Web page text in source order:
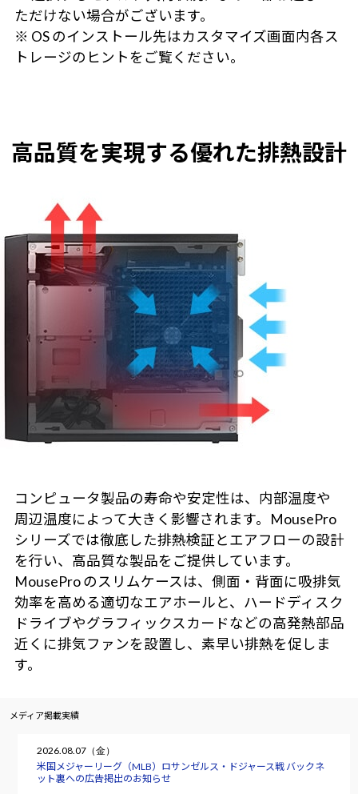
ただけない場合がございます。
※ OS のインストール先はカスタマイズ画面内各ス
トレージのヒントをご覧ください。
高品質を実現する優れた排熱設計
コンピュータ製品の寿命や安定性は、内部温度や
周辺温度によって大きく影響されます。MousePro
シリーズでは徹底した排熱検証とエアフローの設計
を行い、高品質な製品をご提供しています。
MousePro のスリムケースは、側面・背面に吸排気
効率を高める適切なエアホールと、ハードディスク
ドライブやグラフィックスカードなどの高発熱部品
近くに排気ファンを設置し、素早い排熱を促しま
す。
メディア掲載実績
2026.08.07（金）
米国メジャーリーグ（MLB）ロサンゼルス・ドジャース戦 バックネ
ット裏への広告掲出のお知らせ